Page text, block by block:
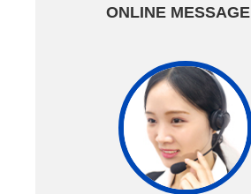
ONLINE MESSAGE